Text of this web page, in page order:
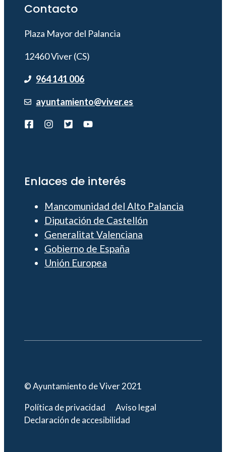
Contacto
Plaza Mayor del Palancia
12460 Viver (CS)
964 141 006
ayuntamiento@viver.es
Enlaces de interés
Mancomunidad del Alto Palancia
Diputación de Castellón
Generalitat Valenciana
Gobierno de España
Unión Europea
© Ayuntamiento de Viver 2021
Política de privacidad
Aviso legal
Declaración de accesibilidad